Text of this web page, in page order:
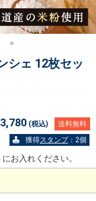
シェ 12枚セッ
(税込)
送料無料
獲得スタンプ：2個
お入れください。